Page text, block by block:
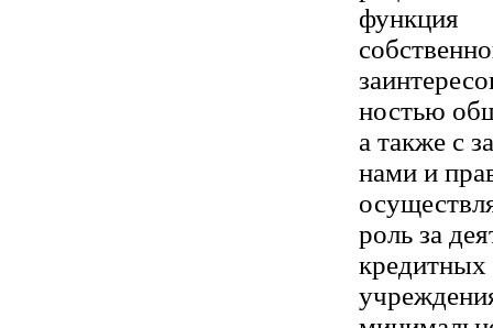
функция
ностью
а также с
нами и
роль за
кредитных